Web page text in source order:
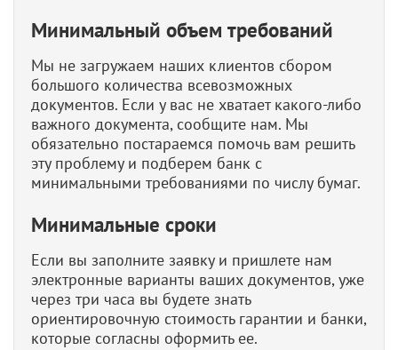
Минимальный объем требований
Мы не загружаем наших клиентов сбором
большого количества всевозможных
документов. Если у вас не хватает какого-либо
важного документа, сообщите нам. Мы
обязательно постараемся помочь вам решить
эту проблему и подберем банк с
минимальными требованиями по числу бумаг.
Минимальные сроки
Если вы заполните заявку и пришлете нам
электронные варианты ваших документов, уже
через три часа вы будете знать
ориентировочную стоимость гарантии и банки,
которые согласны оформить ее.